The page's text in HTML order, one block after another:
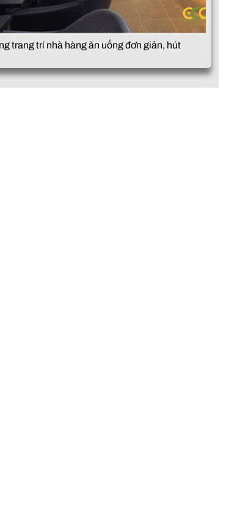
trang trí nhà hàng ăn uống đơn giản, hút